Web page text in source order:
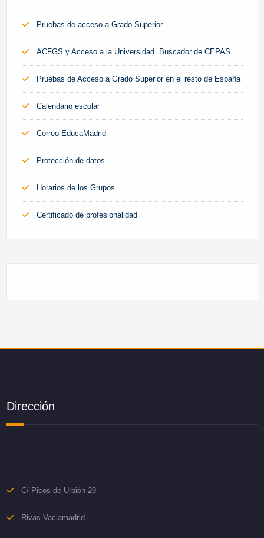
Pruebas de acceso a Grado Superior
ACFGS y Acceso a la Universidad. Buscador de CEPAS
Pruebas de Acceso a Grado Superior en el resto de España
Calendario escolar
Correo EducaMadrid
Protección de datos
Horarios de los Grupos
Certificado de profesionalidad
Dirección
C/ Picos de Urbión 29
Rivas Vaciamadrid